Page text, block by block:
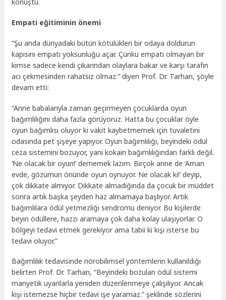
konuştu.
Empati eğitiminin önemi
“Şu anda dünyadaki bütün kötülükleri bir odaya doldurun
kapısını empati yoksunluğu açar. Çünkü empati olmayan bir
kimse sadece kendi çıkarından olaylara bakar ve karşı tarafın
acı çekmesinden rahatsız olmaz.” diyen Prof. Dr. Tarhan, şöyle
devam etti:
“Anne babalarıyla zaman geçirmeyen çocuklarda oyun
bağımlılığını daha fazla görüyoruz. Hatta bu çocuklar öyle
oyun bağımlısı oluyor ki vakit kaybetmemek için tuvaletini
odasında pet şişeye yapıyor. Oyun bağımlılığı, beyindeki ödül
ceza sistemini bozuyor, yani kokain bağımlılığından farklı değil.
‘Ne olacak bir oyun!’ dememek lazım. Birçok anne de ‘Aman
evde, gözümün önünde oyun oynuyor. Ne olacak ki!’ deyip,
çok dikkate almıyor. Dikkate almadığında da çocuk bir müddet
sonra artık başka şeyden haz almamaya başlıyor. Artık
bağımlılara ödül yetmezliği sendromu deniyor. Bu kişilerde
beyin ödüllere, hazzı aramaya çok daha kolay ulaşıyorlar. O
bölgeyi tedavi etmek gerekiyor ama tabii ki kişi isterse bu
tedavi oluyor.”
Bağımlılık tedavisinde nörobilimsel yöntemlerin kullanıldığı
belirten Prof. Dr. Tarhan, “Beyindeki bozulan ödül sistemi
manyetik uyarılarla yeniden düzenlenmeye çalışılıyor. Ancak
kişi istemezse hiçbir tedavi işe yaramaz.” şeklinde sözlerini